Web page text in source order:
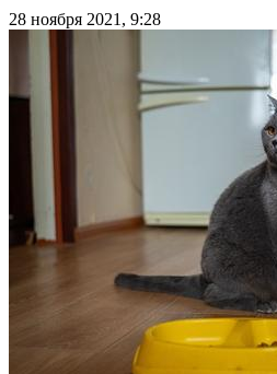
28 ноября 2021, 9:28